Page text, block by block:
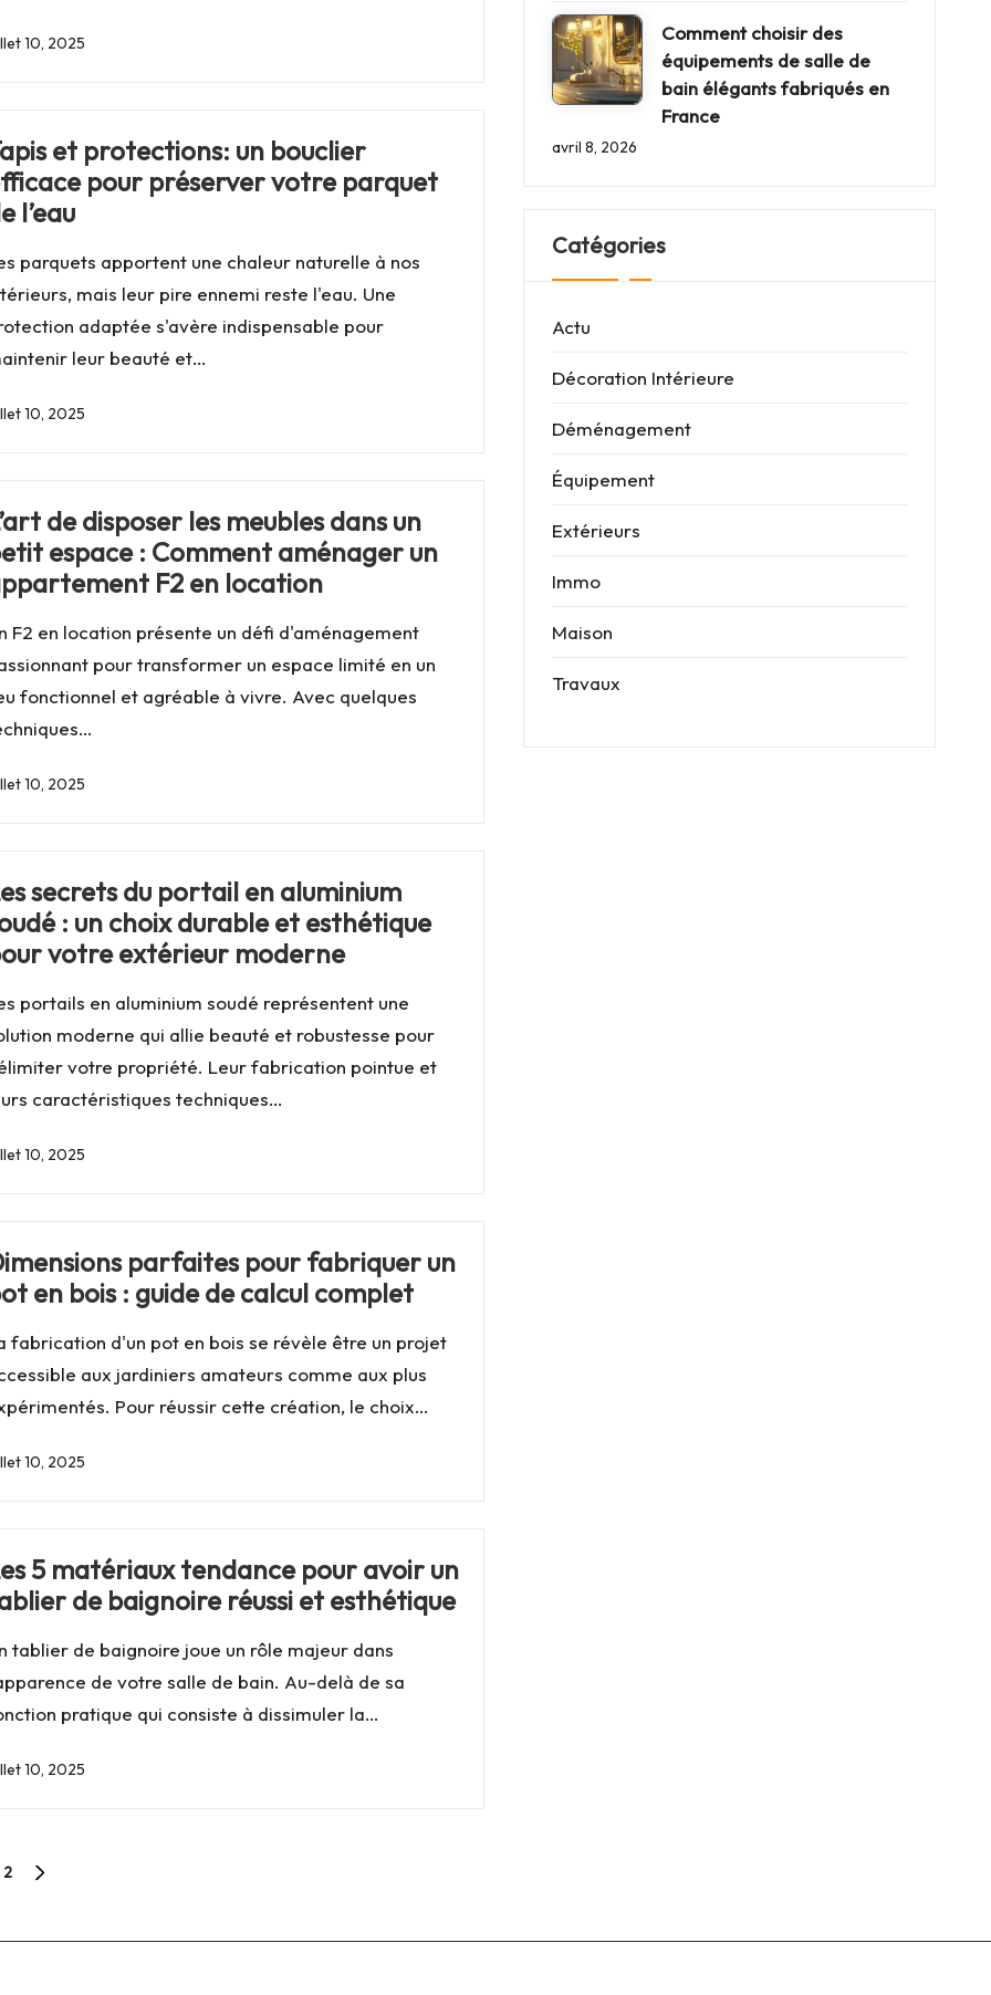
10, 2025
et protections: un bouclier
pour préserver votre parquet
l’eau
parquets apportent une chaleur naturelle à nos
mais leur pire ennemi reste l'eau. Une
adaptée s'avère indispensable pour
leur beauté et…
10, 2025
de disposer les meubles dans un
espace : Comment aménager un
F2 en location
F2 en location présente un défi d'aménagement
pour transformer un espace limité en un
fonctionnel et agréable à vivre. Avec quelques
10, 2025
secrets du portail en aluminium
: un choix durable et esthétique
votre extérieur moderne
portails en aluminium soudé représentent une
moderne qui allie beauté et robustesse pour
votre propriété. Leur fabrication pointue et
caractéristiques techniques…
10, 2025
parfaites pour fabriquer un
en bois : guide de calcul complet
fabrication d'un pot en bois se révèle être un projet
aux jardiniers amateurs comme aux plus
Pour réussir cette création, le choix…
10, 2025
5 matériaux tendance pour avoir un
de baignoire réussi et esthétique
tablier de baignoire joue un rôle majeur dans
de votre salle de bain. Au-delà de sa
pratique qui consiste à dissimuler la…
10, 2025
2
Comment choisir des
équipements de salle de
bain élégants fabriqués en
France
avril 8, 2026
Catégories
Actu
Décoration Intérieure
Déménagement
Équipement
Extérieurs
Immo
Maison
Travaux